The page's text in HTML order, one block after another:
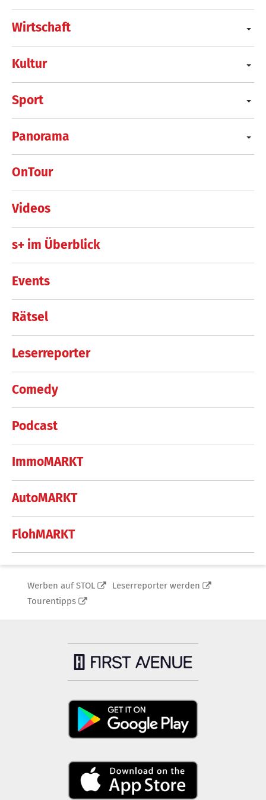
Wirtschaft
Kultur
Sport
Panorama
OnTour
Videos
s+ im Überblick
Events
Rätsel
Leserreporter
Comedy
Podcast
ImmoMARKT
AutoMARKT
FlohMARKT
Werben auf STOL
Leserreporter werden
Tourentipps